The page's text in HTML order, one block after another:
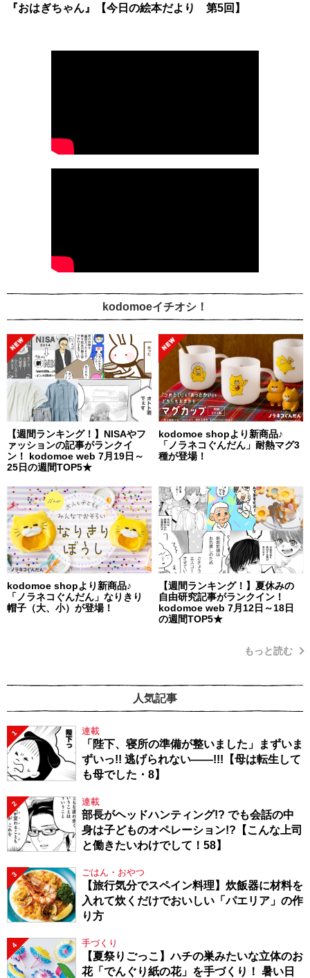
『おはぎちゃん』【今日の絵本だより 第5回】
kodomoeイチオシ！
【週間ランキング！】NISAやフ
ァッションの記事がランクイ
ン！ kodomoe web 7月19日～
25日の週間TOP5★
kodomoe shopより新商品♪
「ノラネコぐんだん」耐熱マグ3
種が登場！
kodomoe shopより新商品♪
「ノラネコぐんだん」なりきり
帽子（大、小）が登場！
【週間ランキング！】夏休みの
自由研究記事がランクイン！
kodomoe web 7月12日～18日
の週間TOP5★
もっと読む
人気記事
1 連載
「陛下、寝所の準備が整いました」まずいま
ずいっ!! 逃げられない――!!!【母は転生して
も母でした・8】
2 連載
部長がヘッドハンティング!? でも会話の中
身は子どものオペレーション!?【こんな上司
と働きたいわけでして！58】
3 ごはん・おやつ
【旅行気分でスペイン料理】炊飯器に材料を
入れて炊くだけでおいしい「パエリア」の作
り方
4 手づくり
【夏祭りごっこ】ハチの巣みたいな立体のお
花「でんぐり紙の花」を手づくり！ 暑い日